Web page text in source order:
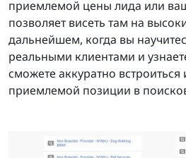
приемлемой цены лида или
позволяет висеть там на
дальнейшем, когда вы
реальными клиентами и
сможете аккуратно встроиться
приемлемой позиции в